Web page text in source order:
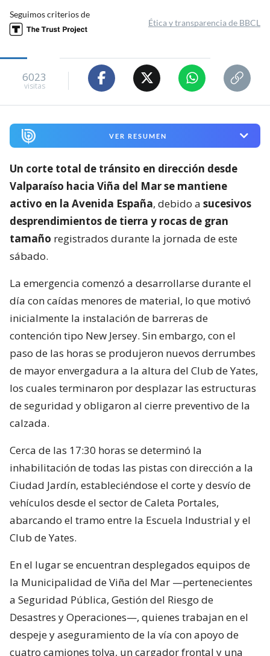
Seguimos criterios de
Ética y transparencia de BBCL
6023
visitas
VER RESUMEN
Un corte total de tránsito en dirección desde
Valparaíso hacia Viña del Mar se mantiene
activo en la Avenida España, debido a sucesivos
desprendimientos de tierra y rocas de gran
tamaño registrados durante la jornada de este
sábado.
La emergencia comenzó a desarrollarse durante el
día con caídas menores de material, lo que motivó
inicialmente la instalación de barreras de
contención tipo New Jersey. Sin embargo, con el
paso de las horas se produjeron nuevos derrumbes
de mayor envergadura a la altura del Club de Yates,
los cuales terminaron por desplazar las estructuras
de seguridad y obligaron al cierre preventivo de la
calzada.
Cerca de las 17:30 horas se determinó la
inhabilitación de todas las pistas con dirección a la
Ciudad Jardín, estableciéndose el corte y desvío de
vehículos desde el sector de Caleta Portales,
abarcando el tramo entre la Escuela Industrial y el
Club de Yates.
En el lugar se encuentran desplegados equipos de
la Municipalidad de Viña del Mar —pertenecientes
a Seguridad Pública, Gestión del Riesgo de
Desastres y Operaciones—, quienes trabajan en el
despeje y aseguramiento de la vía con apoyo de
cuatro camiones tolva, un cargador frontal y una